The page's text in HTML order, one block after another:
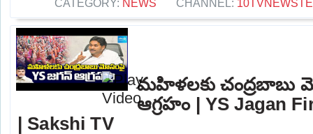
CATEGORY: NEWS CHANNEL:
మహిళలకు చంద్రబాబు
ఆగ్రహం | YS Jagan
| Sakshi TV